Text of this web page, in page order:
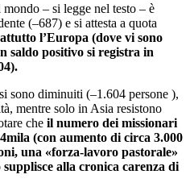
– si legge nel testo – è
(–687) e si attesta a quota
l’Europa (dove vi sono
saldo positivo si registra in
sono diminuiti (–1.604 persone ),
mentre solo in Asia resistono
che il numero dei missionari
(con aumento di circa 3.000
una «forza-lavoro pastorale»
alla cronica carenza di